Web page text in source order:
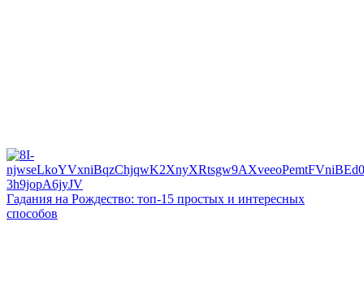
Гадания на Рождество: топ-15 простых и интересных
способов